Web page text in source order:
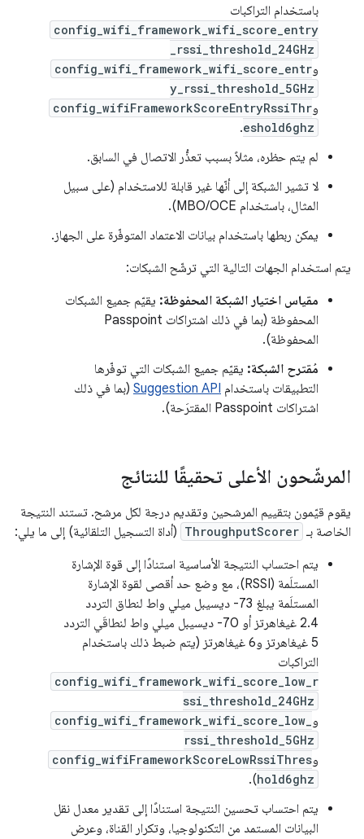
باستخدام التراكبات
config_wifi_framework_wifi_score_entry
_rssi_threshold_24GHz
وconfig_wifi_framework_wifi_score_entr
y_rssi_threshold_5GHz
وconfig_wifiFrameworkScoreEntryRssiThr
eshold6ghz
.
لم يتم حظره، مثلاً بسبب تعذُّر الاتصال في السابق.
لا تشير الشبكة إلى أنّها غير قابلة للاستخدام (على سبيل
المثال، باستخدام MBO/OCE).
يمكن ربطها باستخدام بيانات الاعتماد المتوفّرة على الجهاز.
يتم استخدام الجهات التالية التي ترشّح الشبكات:
مقياس اختيار الشبكة المحفوظة: يقيّم جميع الشبكات
المحفوظة (بما في ذلك اشتراكات Passpoint
المحفوظة).
مُقترح الشبكة: يقيّم جميع الشبكات التي توفّرها
التطبيقات باستخدام Suggestion API (بما في ذلك
اشتراكات Passpoint المقترَحة).
المرشّحون الأعلى تحقيقًا للنتائج
يقوم قيّمون بتقييم المرشحين وتقديم درجة لكل مرشح. تستند النتيجة
الخاصة بـ ThroughputScorer (أداة التسجيل التلقائية) إلى ما يلي:
يتم احتساب النتيجة الأساسية استنادًا إلى قوة الإشارة
المستلَمة (RSSI)، مع وضع حد أقصى لقوة الإشارة
المستلَمة يبلغ ‎-73 ديسيبل ميلي واط لنطاق التردد
2.4 غيغاهرتز أو ‎-70 ديسيبل ميلي واط لنطاقَي التردد
5 غيغاهرتز و6 غيغاهرتز (يتم ضبط ذلك باستخدام
التراكبات
config_wifi_framework_wifi_score_low_r
ssi_threshold_24GHz
و config_wifi_framework_wifi_score_low_
rssi_threshold_5GHz
وconfig_wifiFrameworkScoreLowRssiThres
hold6ghz
).
يتم احتساب تحسين النتيجة استنادًا إلى تقدير معدل نقل
البيانات المستمد من التكنولوجيا، وتكرار القناة، وعرض